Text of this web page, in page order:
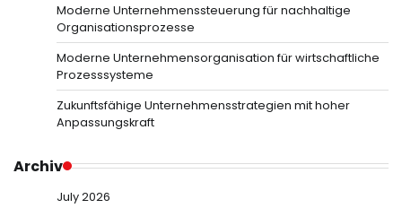
Moderne Unternehmenssteuerung für nachhaltige
Organisationsprozesse
Moderne Unternehmensorganisation für wirtschaftliche
Prozesssysteme
Zukunftsfähige Unternehmensstrategien mit hoher
Anpassungskraft
Archiv
July 2026